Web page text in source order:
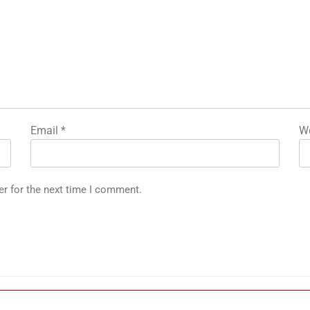
Email*
for the next time I comment.